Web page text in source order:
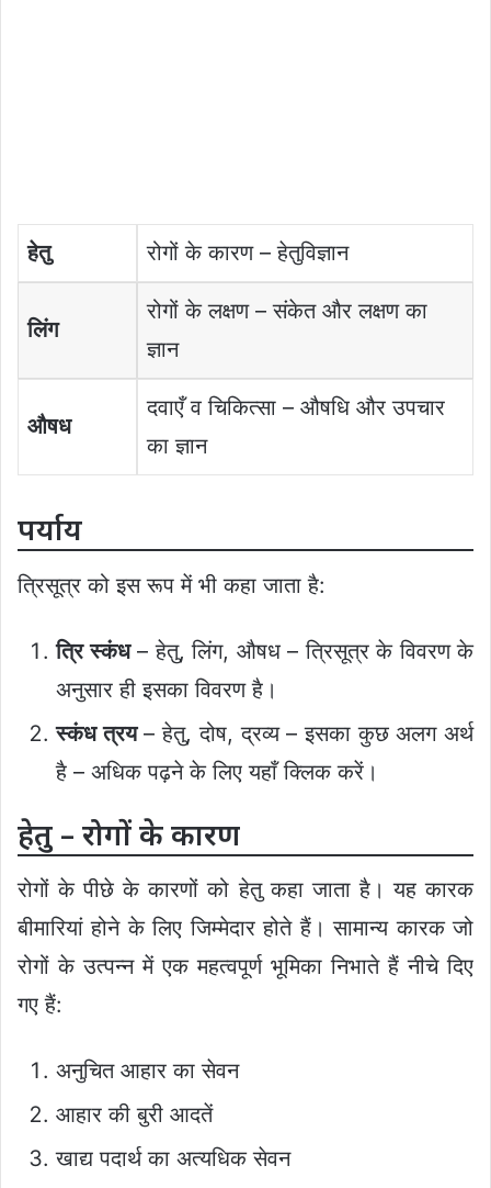
हेतु रोगों के कारण – हेतुविज्ञान
लिंग
रोगों के लक्षण – संकेत और लक्षण का
ज्ञान
औषध
दवाएँ व चिकित्सा – औषधि और उपचार
का ज्ञान
पर्याय
त्रिसूत्र को इस रूप में भी कहा जाता है:
त्रि स्कंध– हेतु, लिंग, औषध – त्रिसूत्र के विवरण के
अनुसार ही इसका विवरण है।
स्कंध त्रय– हेतु, दोष, द्रव्य – इसका कुछ अलग अर्थ
है – अधिक पढ़ने के लिए यहाँ क्लिक करें।
हेतु – रोगों के कारण
रोगों के पीछे के कारणों को हेतु कहा जाता है। यह कारक
बीमारियां होने के लिए जिम्मेदार होते हैं। सामान्य कारक जो
रोगों के उत्पन्न में एक महत्वपूर्ण भूमिका निभाते हैं नीचे दिए
गए हैं:
अनुचित आहार का सेवन
आहार की बुरी आदतें
खाद्य पदार्थ का अत्यधिक सेवन